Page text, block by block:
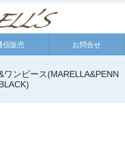
信販売 お問合せ
ンピース(MARELLA&PENN